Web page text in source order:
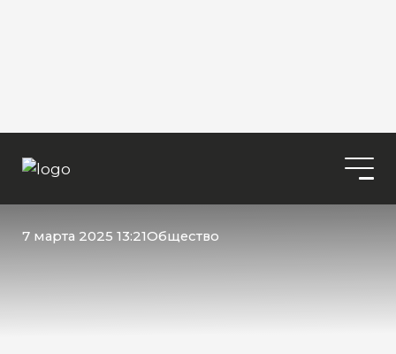
7 марта 2025 13:21Общество